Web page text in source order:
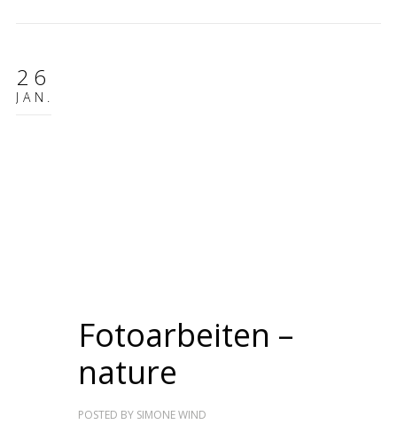
26
JAN.
Fotoarbeiten –
nature
POSTED BY SIMONE WIND